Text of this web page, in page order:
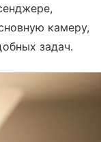
камеру,
задач.